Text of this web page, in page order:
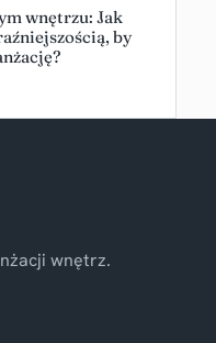
wnętrzu: Jak
by
wnętrz.